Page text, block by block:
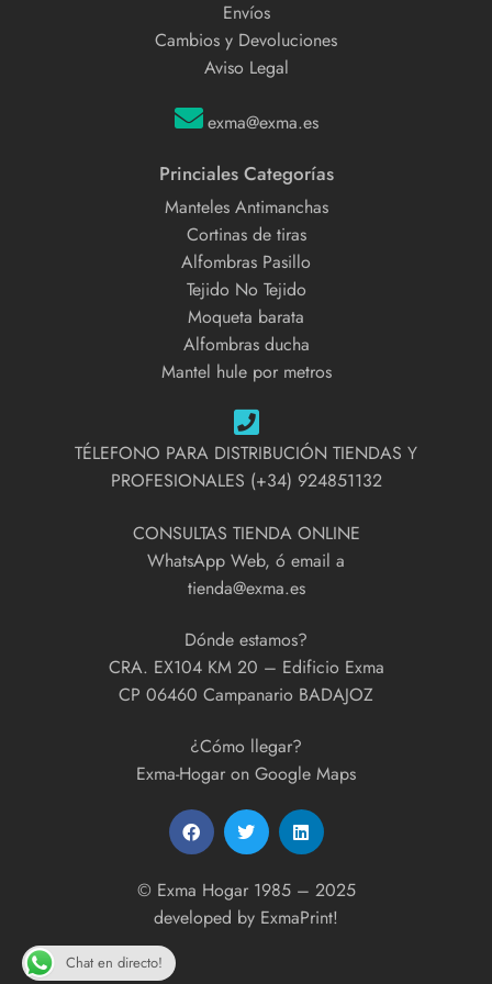
Envíos
Cambios y Devoluciones
Aviso Legal
exma@exma.es
Princiales Categorías
Manteles Antimanchas
Cortinas de tiras
Alfombras Pasillo
Tejido No Tejido
Moqueta barata
Alfombras ducha
Mantel hule por metros
TÉLEFONO PARA DISTRIBUCIÓN TIENDAS Y
PROFESIONALES (+34) 924851132
CONSULTAS TIENDA ONLINE
WhatsApp Web, ó email a
tienda@exma.es
Dónde estamos?
CRA. EX104 KM 20 – Edificio Exma
CP 06460 Campanario BADAJOZ
¿Cómo llegar?
Exma-Hogar on Google Maps
© Exma Hogar 1985 – 2025
developed by ExmaPrint!
Chat en directo!